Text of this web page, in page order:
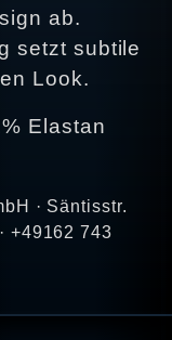
ab.
setzt subtile
Look.
Elastan
· Säntisstr.
+49162 743